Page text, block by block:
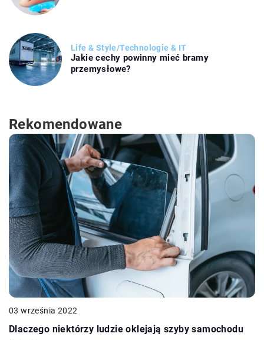
Life & Style/Technologie & IT
Jakie cechy powinny mieć bramy
przemysłowe?
Rekomendowane
03 września 2022
Dlaczego niektórzy ludzie oklejają szyby samochodu